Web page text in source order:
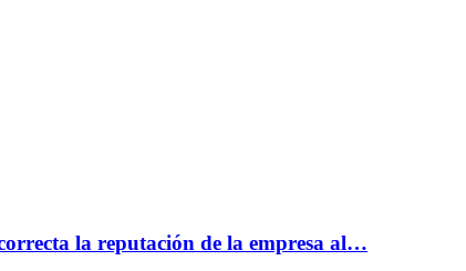
la reputación de la empresa al…